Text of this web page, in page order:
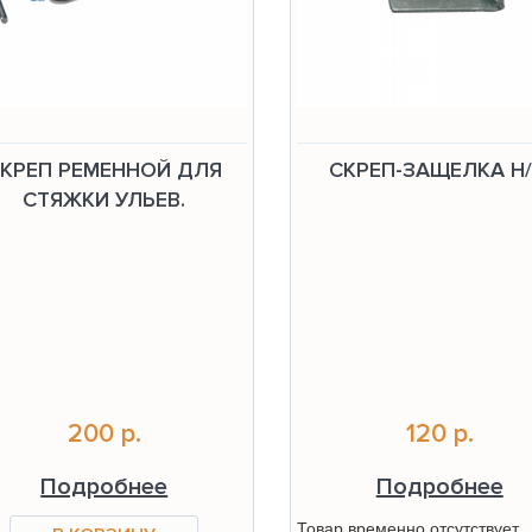
РЕМЕННОЙ ДЛЯ
СТЯЖКИ УЛЬЕВ.
200 р.
Подробнее
СКРЕП-ЗАЩЕЛКА
120 р.
Подробнее
Товар временно отсутствует